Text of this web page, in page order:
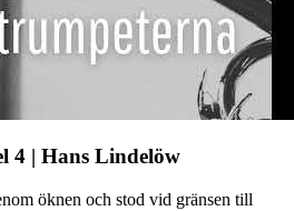
4 | Hans Lindelöw
öknen och stod vid gränsen till